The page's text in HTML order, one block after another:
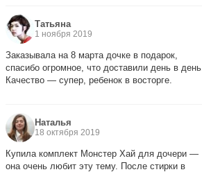
Татьяна
1 ноября 2019
Заказывала на 8 марта дочке в подарок,
спасибо огромное, что доставили день в день.
Качество — супер, ребенок в восторге.
Наталья
18 октября 2019
Купила комплект Монстер Хай для дочери —
она очень любит эту тему. После стирки в